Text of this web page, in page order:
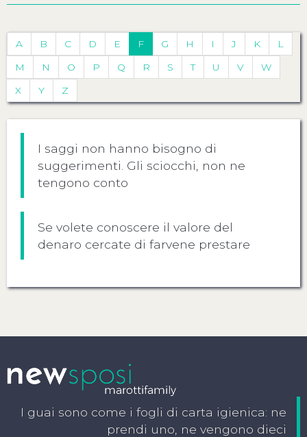
A B C D E F G H I J K
L
M
N O P Q R S T U V
W
X
Y Z
I saggi non hanno bisogno di
suggerimenti. Gli sciocchi, non ne
tengono conto
Se volete conoscere il valore del
denaro cercate di farvene prestare
I guai sono come i fogli di carta igienica: ne
prendi uno, ne vengono dieci